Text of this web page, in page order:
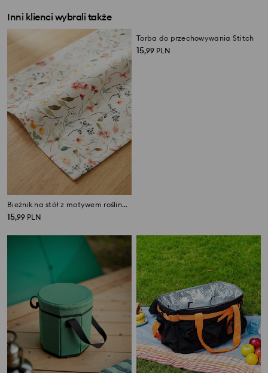
Inni klienci wybrali także
Bieżnik na stół z motywem roślinnym
15,99 PLN